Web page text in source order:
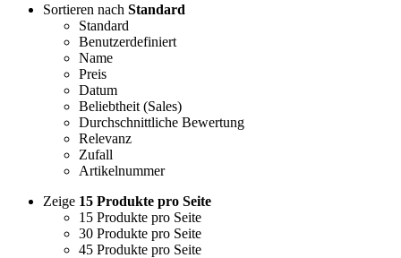
Sortieren nach Standard
Standard
Benutzerdefiniert
Name
Preis
Datum
Beliebtheit (Sales)
Durchschnittliche Bewertung
Relevanz
Zufall
Artikelnummer
Zeige 15 Produkte pro Seite
15 Produkte pro Seite
30 Produkte pro Seite
45 Produkte pro Seite